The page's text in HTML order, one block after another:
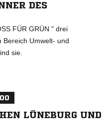
DES
FÜR GRÜN " drei
Bereich Umwelt- und
sie.
LÜNEBURG UND